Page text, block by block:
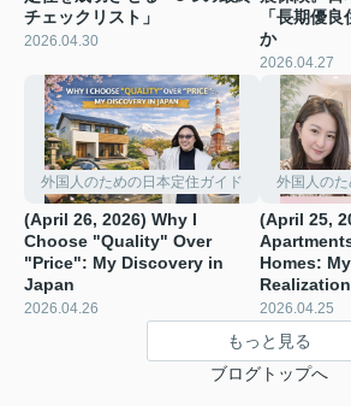
チェックリスト」
2026.04.30
「長期優
か
2026.04.27
外国人のための日本定住ガイド
(April 26, 2026) Why I
Choose "Quality" Over
"Price": My Discovery in
Japan
2026.04.26
外国人の
(April 25,
Homes:
Realization
2026.04.25
もっと見る
ブログトップへ